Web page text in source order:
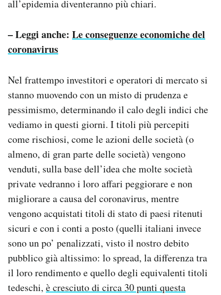
all’epidemia diventeranno più chiari.
– Leggi anche: Le conseguenze economiche del
coronavirus
Nel frattempo investitori e operatori di mercato si
stanno muovendo con un misto di prudenza e
pessimismo, determinando il calo degli indici che
vediamo in questi giorni. I titoli più percepiti
come rischiosi, come le azioni delle società (o
almeno, di gran parte delle società) vengono
venduti, sulla base dell’idea che molte società
private vedranno i loro affari peggiorare e non
migliorare a causa del coronavirus, mentre
vengono acquistati titoli di stato di paesi ritenuti
sicuri e con i conti a posto (quelli italiani invece
sono un po’ penalizzati, visto il nostro debito
pubblico già altissimo: lo spread, la differenza tra
il loro rendimento e quello degli equivalenti titoli
tedeschi, è cresciuto di circa 30 punti questa